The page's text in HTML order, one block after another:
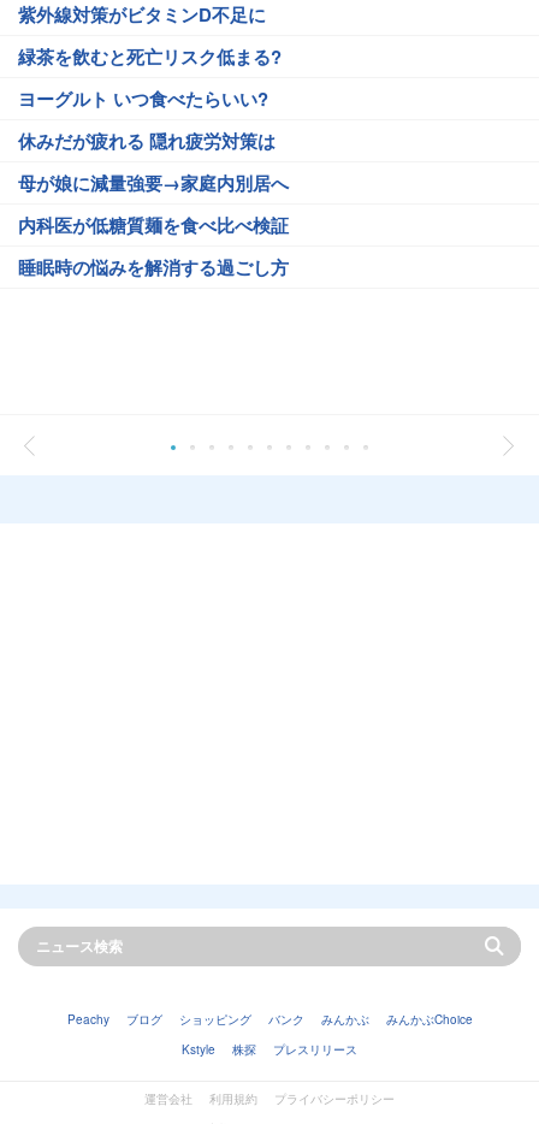
紫外線対策がビタミンD不足に
緑茶を飲むと死亡リスク低まる?
ヨーグルト いつ食べたらいい?
休みだが疲れる 隠れ疲労対策は
母が娘に減量強要→家庭内別居へ
内科医が低糖質麺を食べ比べ検証
睡眠時の悩みを解消する過ごし方
Peachy ブログ ショッピング バンク みんかぶ
みんかぶChoice
Kstyle
株探 プレスリリース
運営会社 利用規約
プライバシーポリシー